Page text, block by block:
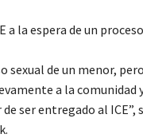
la espera de un
sexual de un menor,
a la comunidad
ser entregado al ICE”,